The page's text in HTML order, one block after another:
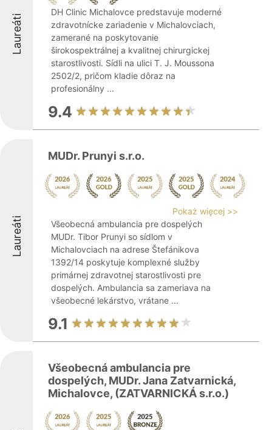
Laureáti
DH Clinic Michalovce predstavuje moderné
zdravotnícke zariadenie v Michalovciach,
zamerané na poskytovanie
širokospektrálnej a kvalitnej chirurgickej
starostlivosti. Sídli na ulici T. J. Moussona
2502/2, pričom kladie dôraz na
profesionálny ...
9.4
Laureáti
MUDr. Prunyi s.r.o.
Pokaż więcej >>
Všeobecná ambulancia pre dospelých
MUDr. Tibor Prunyi so sídlom v
Michalovciach na adrese Štefánikova
1392/14 poskytuje komplexné služby
primárnej zdravotnej starostlivosti pre
dospelých. Ambulancia sa zameriava na
všeobecné lekárstvo, vrátane ...
9.1
Všeobecná ambulancia pre
dospelých, MUDr. Jana Zatvarnická,
Michalovce, (ZATVARNICKÁ s.r.o.)